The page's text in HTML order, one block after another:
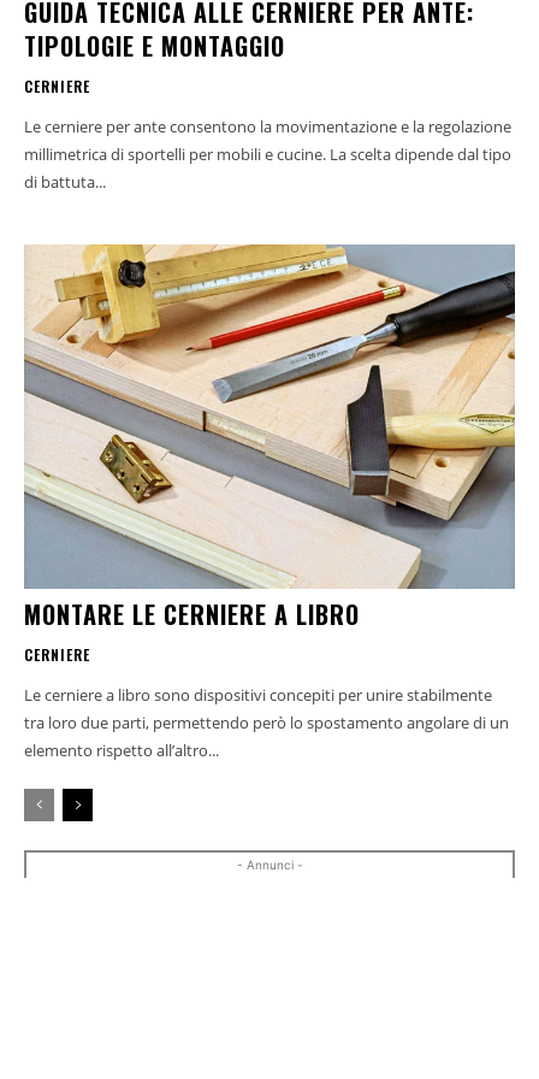
GUIDA TECNICA ALLE CERNIERE PER ANTE:
TIPOLOGIE E MONTAGGIO
CERNIERE
Le cerniere per ante consentono la movimentazione e la regolazione
millimetrica di sportelli per mobili e cucine. La scelta dipende dal tipo
di battuta...
MONTARE LE CERNIERE A LIBRO
CERNIERE
Le cerniere a libro sono dispositivi concepiti per unire stabilmente
tra loro due parti, permettendo però lo spostamento angolare di un
elemento rispetto all’altro...
- Annunci -